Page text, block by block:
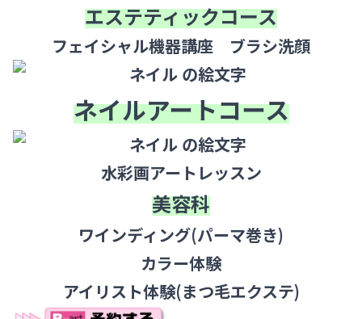
エステティックコース
フェイシャル機器講座 ブラシ洗顔
ネイルアートコース
水彩画アートレッスン
美容科
ワインディング(パーマ巻き)
カラー体験
アイリスト体験(まつ毛エクステ)